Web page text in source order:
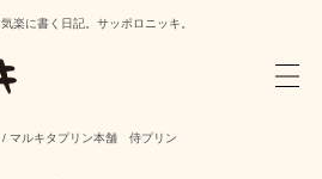
楽に書く日記。サッポロニッキ。
/ マルキタプリン本舗 侍プリン